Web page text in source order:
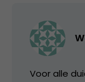
Voor alle